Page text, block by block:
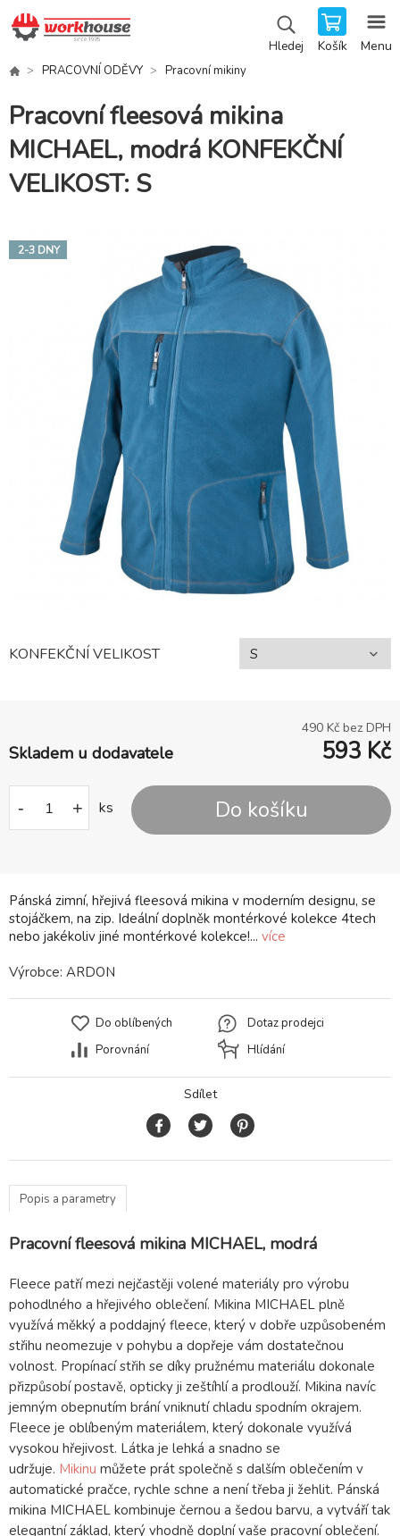
Hledej Košík Menu
PRACOVNÍ ODĚVY Pracovní mikiny
Pracovní fleesová mikina
MICHAEL, modrá KONFEKČNÍ
VELIKOST: S
2-3 DNY
Pánská zimní, hřejivá fleesová mikina v moderním designu, se
stojáčkem, na zip. Ideální doplněk montérkové kolekce 4tech
nebo jakékoliv jiné montérkové kolekce!... více
KONFEKČNÍ VELIKOST
490 Kč bez DPH
Skladem u dodavatele 593 Kč
- + ks Do košíku
Výrobce: ARDON
Do oblíbených
Porovnání
Dotaz prodejci
Hlídání
Sdílet
Popis a parametry
Pracovní fleesová mikina MICHAEL, modrá
Fleece patří mezi nejčastěji volené materiály pro výrobu
pohodlného a hřejivého oblečení. Mikina MICHAEL plně
využívá měkký a poddajný fleece, který v dobře uzpůsobeném
střihu neomezuje v pohybu a dopřeje vám dostatečnou
volnost. Propínací střih se díky pružnému materiálu dokonale
přizpůsobí postavě, opticky ji zeštíhlí a prodlouží. Mikina navíc
jemným obepnutím brání vniknutí chladu spodním okrajem.
Fleece je oblíbeným materiálem, který dokonale využívá
vysokou hřejivost. Látka je lehká a snadno se
udržuje. Mikinu můžete prát společně s dalším oblečením v
automatické pračce, rychle schne a není třeba ji žehlit. Pánská
mikina MICHAEL kombinuje černou a šedou barvu, a vytváří tak
elegantní základ, který vhodně doplní vaše pracovní oblečení.